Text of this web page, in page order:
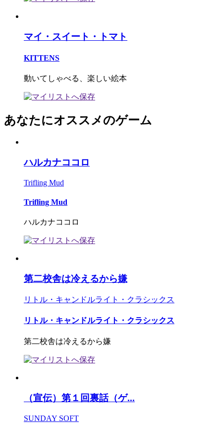
マイ・スイート・トマト
KITTENS
動いてしゃべる、楽しい絵本
あなたにオススメのゲーム
ハルカナココロ
Trifling Mud
Trifling Mud
ハルカナココロ
第二校舎は冷えるから嫌
リトル・キャンドルライト・クラシックス
リトル・キャンドルライト・クラシックス
第二校舎は冷えるから嫌
（宣伝）第１回裏話（ゲ...
SUNDAY SOFT